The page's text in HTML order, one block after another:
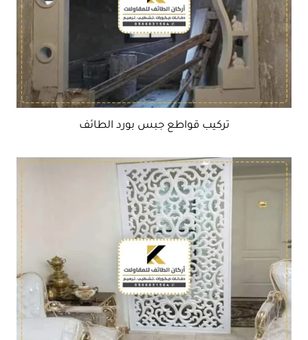
تركيب قواطع جبس بورد الطائف